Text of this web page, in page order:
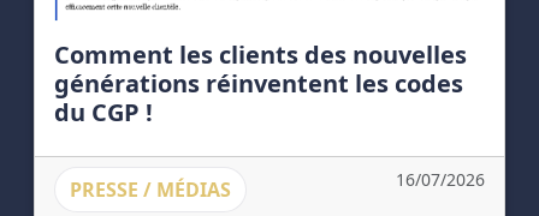
Comment les clients des nouvelles
générations réinventent les codes
du CGP !
PRESSE / MÉDIAS 16/07/2026